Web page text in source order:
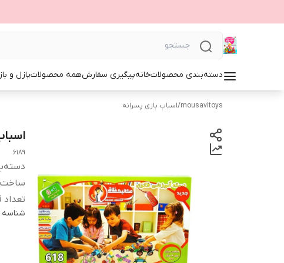
دسته‌بندی محصولاتخانهپیگیری سفارشهمه محصولاتپازل و
mousavitoys
/اسباب بازی پسرانه
6189
ساخت
شناسه